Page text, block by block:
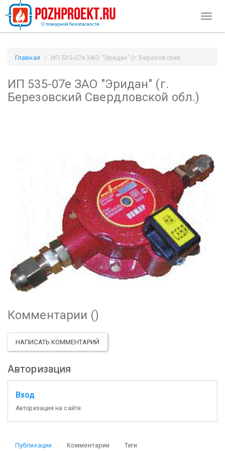
Главная
ИП 535-07е ЗАО "Эридан" (г. Березовский
ИП 535-07е ЗАО "Эридан" (г.
Березовский Свердловской обл.)
Комментарии ()
НАПИСАТЬ КОММЕНТАРИЙ
Авторизация
Вход
Авторизация на сайте.
Публикации Комментарии Теги